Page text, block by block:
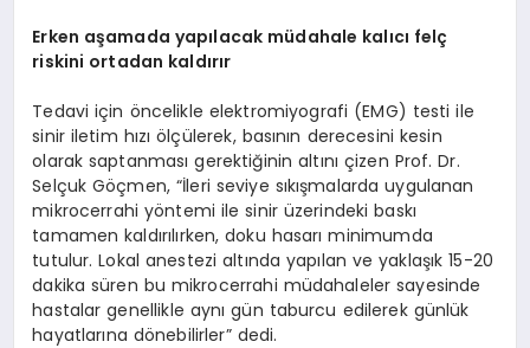
Erken aşamada yapılacak müdahale kalıcı felç
riskini ortadan kaldırır
Tedavi için öncelikle elektromiyografi (EMG) testi ile
sinir iletim hızı ölçülerek, basının derecesini kesin
olarak saptanması gerektiğinin altını çizen Prof. Dr.
Selçuk Göçmen, “İleri seviye sıkışmalarda uygulanan
mikrocerrahi yöntemi ile sinir üzerindeki baskı
tamamen kaldırılırken, doku hasarı minimumda
tutulur. Lokal anestezi altında yapılan ve yaklaşık 15-20
dakika süren bu mikrocerrahi müdahaleler sayesinde
hastalar genellikle aynı gün taburcu edilerek günlük
hayatlarına dönebilirler” dedi.